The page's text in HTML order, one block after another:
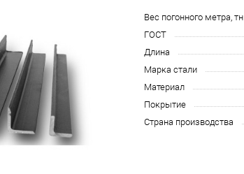
Вес погонного метра, тн
ГОСТ
Длина
Марка стали
Материал
Покрытие
Страна производства